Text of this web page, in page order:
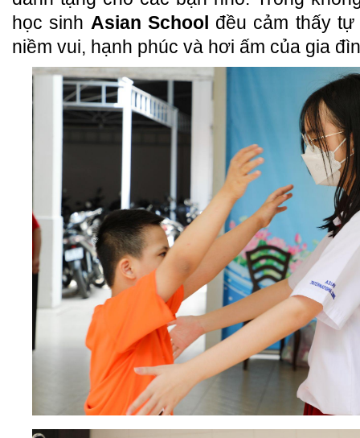
học sinh Asian School đều cảm thấy
niềm vui, hạnh phúc và hơi ấm của gia